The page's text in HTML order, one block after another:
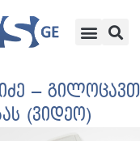
– გილოცავთ
(ვიდეო)